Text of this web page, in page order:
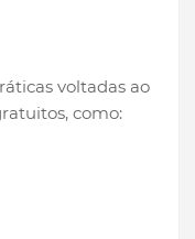
voltadas ao
como: